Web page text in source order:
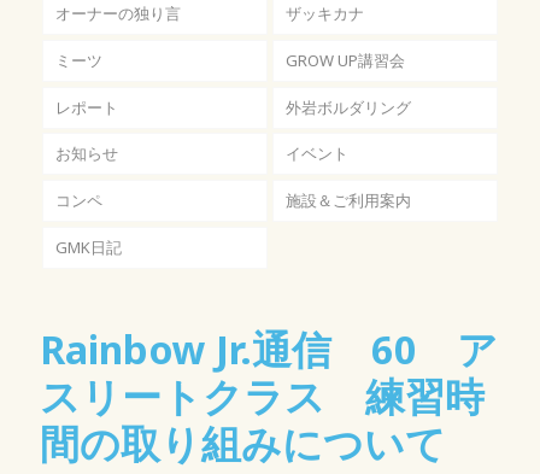
オーナーの独り言 ザッキカナ
ミーツ GROW UP講習会
レポート 外岩ボルダリング
お知らせ イベント
コンペ 施設＆ご利用案内
GMK日記
Rainbow Jr.通信 60 ア
スリートクラス 練習時
間の取り組みについて